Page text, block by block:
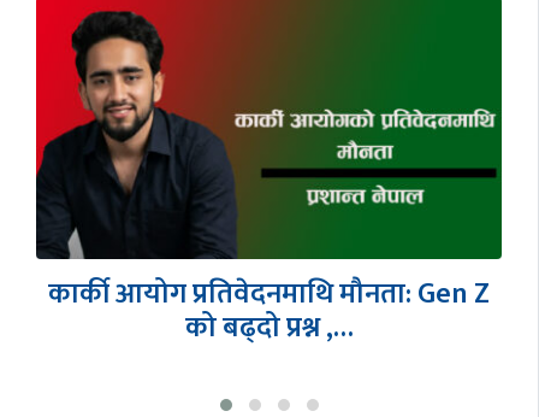
न्याय र जवाफदेहिता कहाँ ?